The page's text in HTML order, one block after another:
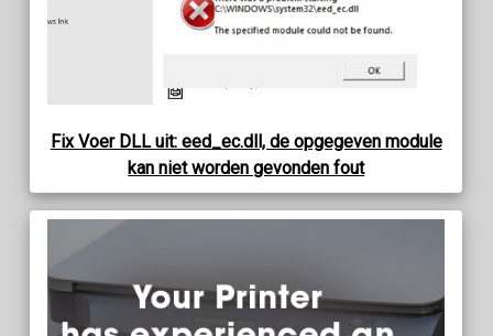
Fix Voer DLL uit: eed_ec.dll, de opgegeven module
kan niet worden gevonden fout